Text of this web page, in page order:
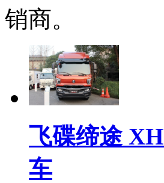
销商。
飞碟缔途
车